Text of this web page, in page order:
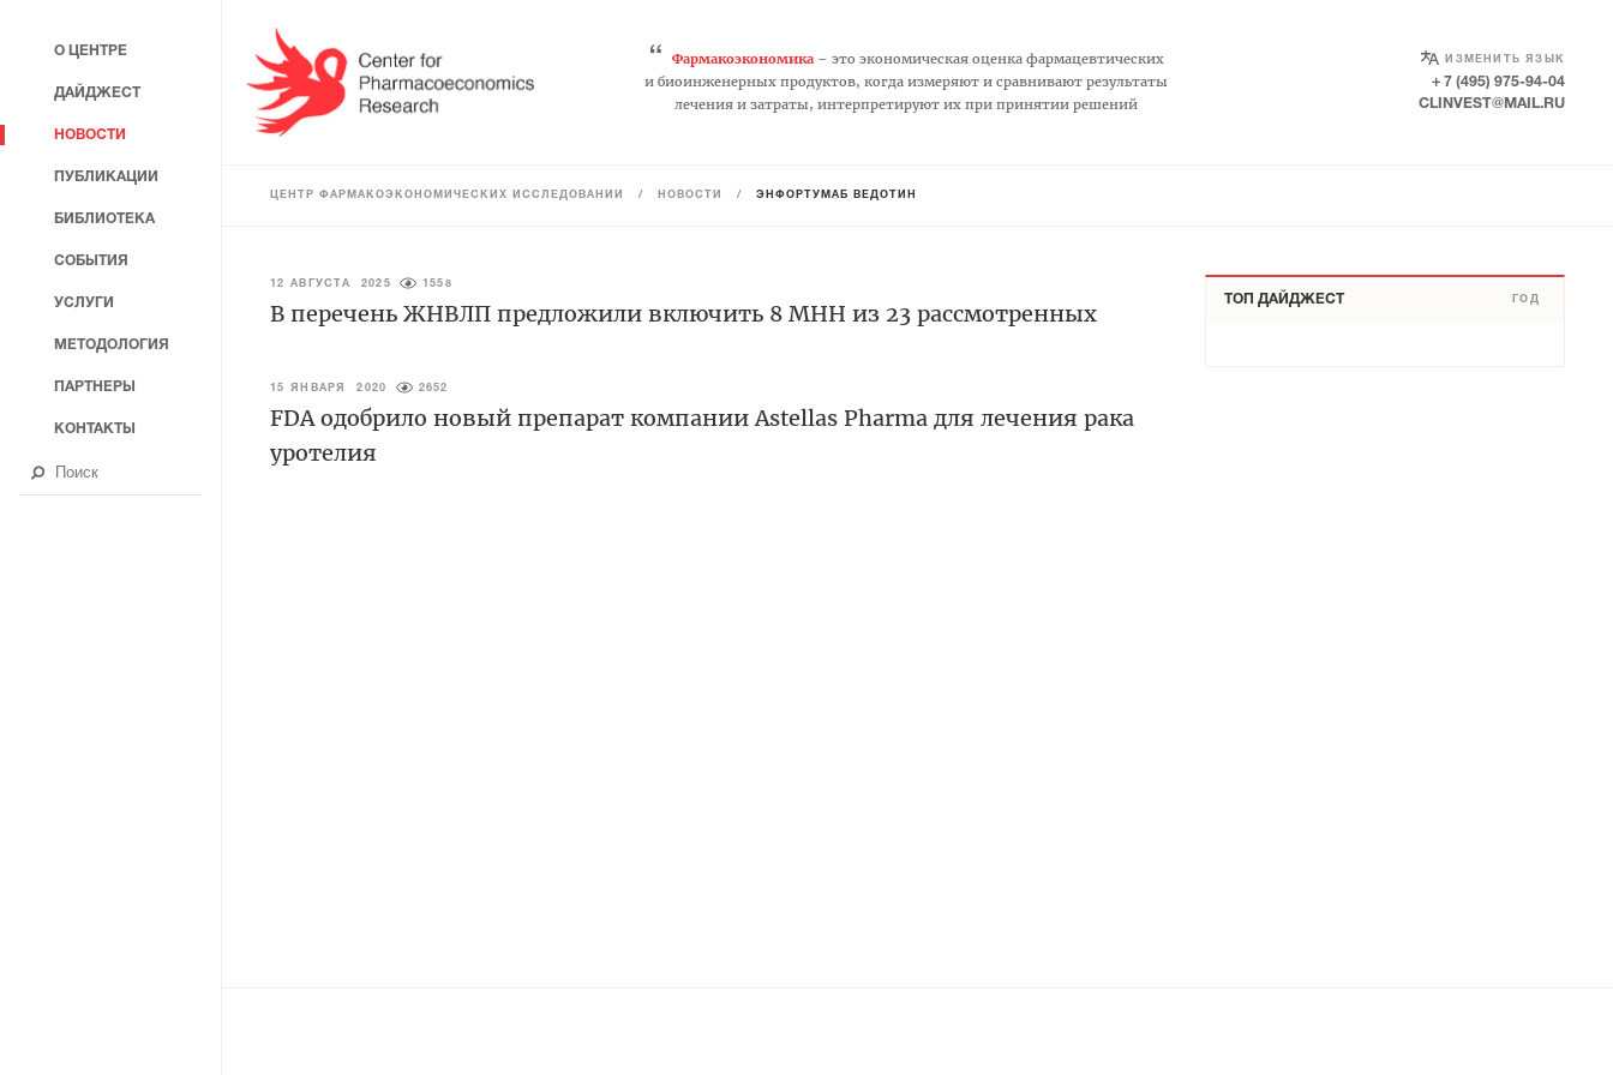
“ Фармакоэкономика– это экономическая оценка фармацевтических
и биоинженерных продуктов, когда измеряют и сравнивают результаты
лечения и затраты, интерпретируют их при принятии решений
ИЗМЕНИТЬ ЯЗЫК
SELECT LANGUAGE
+ 7 (495) 975-94-04
CLINVEST@MAIL.RU
ЦЕНТР ФАРМАКОЭКОНОМИЧЕСКИХ ИССЛЕДОВАНИЙ / НОВОСТИ / ЭНФОРТУМАБ ВЕДОТИН
12 АВГУСТА 2025 1558
В перечень ЖНВЛП предложили включить 8 МНН из 23 рассмотренных
15 ЯНВАРЯ 2020 2652
FDA одобрило новый препарат компании Astellas Pharma для лечения рака
уротелия
ТОП ДАЙДЖЕСТ ГОД
О ЦЕНТРЕ
ДАЙДЖЕСТ
НОВОСТИ
ПУБЛИКАЦИИ
БИБЛИОТЕКА
СОБЫТИЯ
УСЛУГИ
МЕТОДОЛОГИЯ
ПАРТНЕРЫ
КОНТАКТЫ